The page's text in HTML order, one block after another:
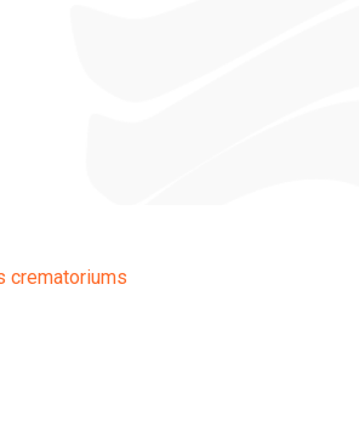
crematoriums